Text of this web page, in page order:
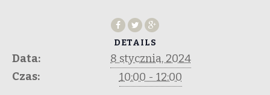
DETAILS
Data:
8 stycznia, 2024
Czas:
10:00 - 12:00